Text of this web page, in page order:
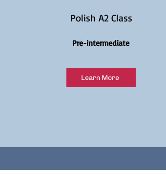
Polish A2 Class
Pre-intermediate
Learn More